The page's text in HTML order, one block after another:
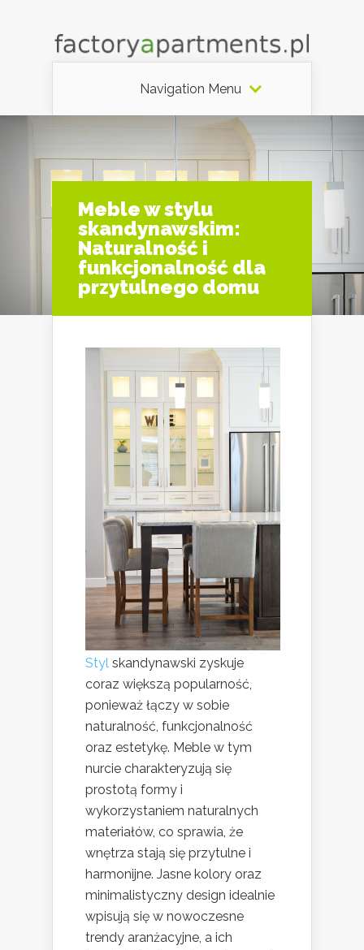
Navigation Menu
Meble w stylu
skandynawskim:
Naturalność i
funkcjonalność dla
przytulnego domu
Styl skandynawski zyskuje
coraz większą popularność,
ponieważ łączy w sobie
naturalność, funkcjonalność
oraz estetykę. Meble w tym
nurcie charakteryzują się
prostotą formy i
wykorzystaniem naturalnych
materiałów, co sprawia, że
wnętrza stają się przytulne i
harmonijne. Jasne kolory oraz
minimalistyczny design idealnie
wpisują się w nowoczesne
trendy aranżacyjne, a ich